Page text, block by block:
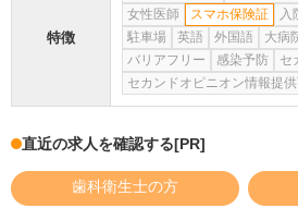
特徴
女性医師
スマホ保険証 入
駐車場
英語 外国語 大病
バリアフリー
感染予防
セ
セカンドオピニオン情報提
直近の求人を確認する[PR]
歯科衛生士の方